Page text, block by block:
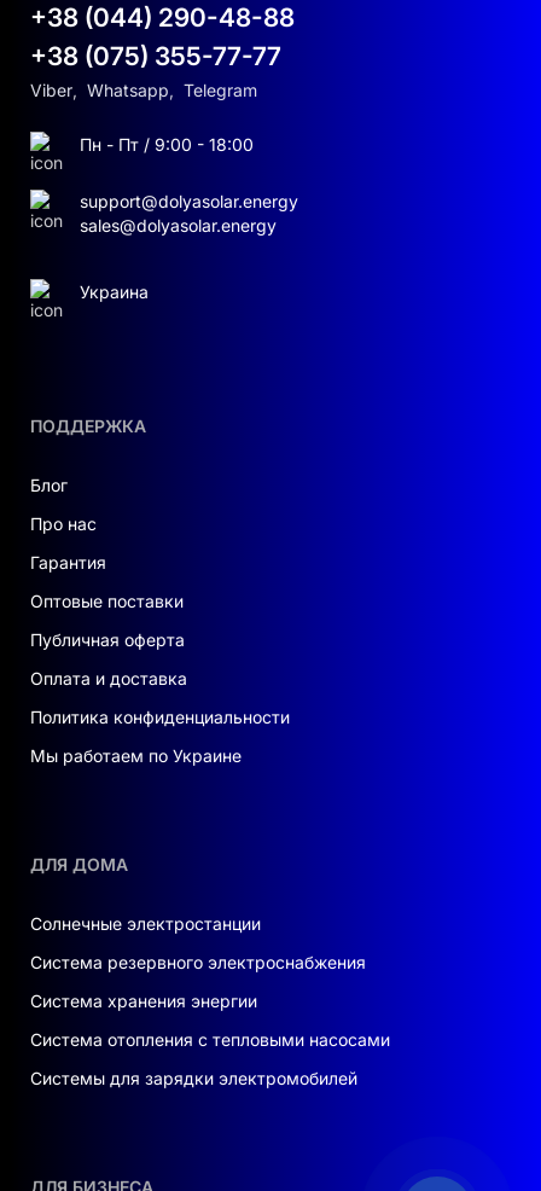
ПОДДЕРЖКА
Блог
Про нас
Гарантия
Оптовые поставки
Публичная оферта
Оплата и доставка
Политика конфиденциальности
Мы работаем по Украине
ДЛЯ ДОМА
Солнечные электростанции
Система резервного электроснабжения
Система хранения энергии
Система отопления с тепловыми насосами
Системы для зарядки электромобилей
ДЛЯ БИЗНЕСА
+38 (044) 290-48-88
+38 (075) 355-77-77
Viber, Whatsapp, Telegram
Пн - Пт / 9:00 - 18:00
support@dolyasolar.energy
sales@dolyasolar.energy
Украина